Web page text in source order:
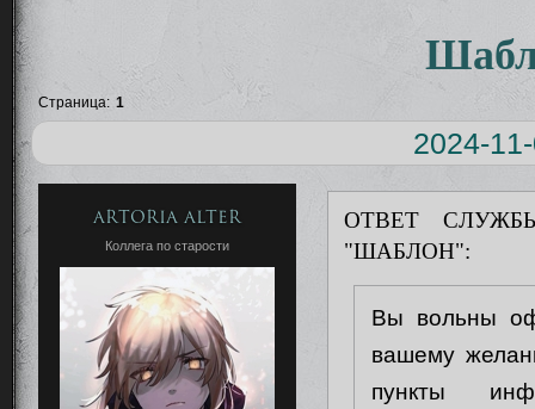
Страница: 1
2024-
Artoria Alter
Коллега по старости
ОТВЕТ
"ШАБЛОН":
Вы вольны
вашему
пункты